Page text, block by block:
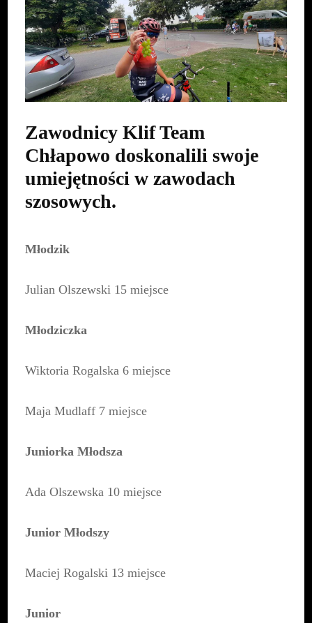
Kolarski
–
Rowerowe
Łódzkie
Na
Plus
Zawodnicy Klif Team
Chłapowo doskonalili swoje
umiejętności w zawodach
szosowych.
Młodzik
Julian Olszewski 15 miejsce
Młodziczka
Wiktoria Rogalska 6 miejsce
MajaMudlaff 7 miejsce
Juniorka Młodsza
Ada Olszewska 10 miejsce
Junior Młodszy
Maciej Rogalski 13 miejsce
Junior